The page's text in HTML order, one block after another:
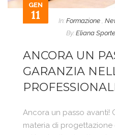
GEN
11 In: Formazione
By: Eliana
ANCORA UN
GARANZIA
Ancora un passo avanti!
materia di